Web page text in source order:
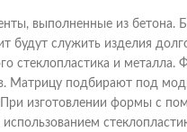
выполненные из бетона.
будут служить изделия
стеклопластика и
Матрицу подбирают под
изготовлении формы с